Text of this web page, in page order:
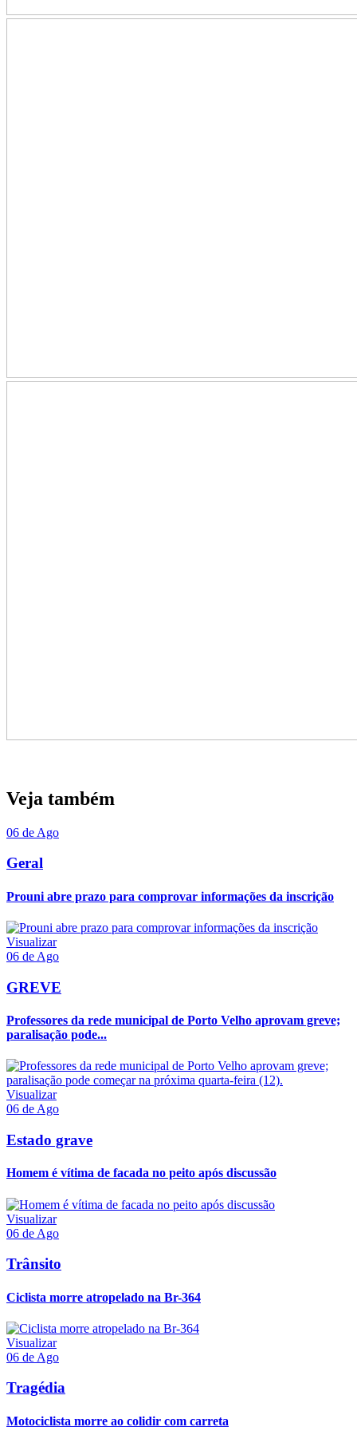
Veja também
06 de Ago
Geral
Prouni abre prazo para comprovar informações da inscrição
Visualizar
06 de Ago
GREVE
Professores da rede municipal de Porto Velho aprovam greve;
paralisação pode...
Visualizar
06 de Ago
Estado grave
Homem é vítima de facada no peito após discussão
Visualizar
06 de Ago
Trânsito
Ciclista morre atropelado na Br-364
Visualizar
06 de Ago
Tragédia
Motociclista morre ao colidir com carreta